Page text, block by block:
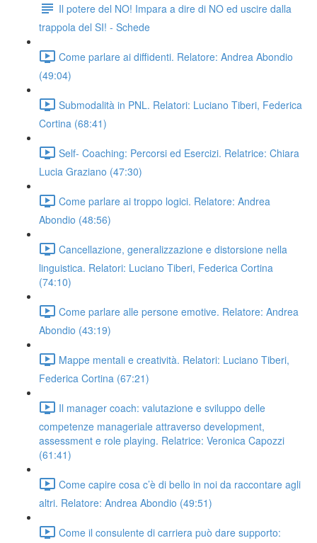
Il potere del NO! Impara a dire di NO ed uscire dalla
trappola del SI! - Schede
Come parlare ai diffidenti. Relatore: Andrea Abondio
(49:04)
Submodalità in PNL. Relatori: Luciano Tiberi, Federica
Cortina (68:41)
Self- Coaching: Percorsi ed Esercizi. Relatrice: Chiara
Lucia Graziano (47:30)
Come parlare ai troppo logici. Relatore: Andrea
Abondio (48:56)
Cancellazione, generalizzazione e distorsione nella
linguistica. Relatori: Luciano Tiberi, Federica Cortina
(74:10)
Come parlare alle persone emotive. Relatore: Andrea
Abondio (43:19)
Mappe mentali e creatività. Relatori: Luciano Tiberi,
Federica Cortina (67:21)
Il manager coach: valutazione e sviluppo delle
competenze manageriale attraverso development,
assessment e role playing. Relatrice: Veronica Capozzi
(61:41)
Come capire cosa c’è di bello in noi da raccontare agli
altri. Relatore: Andrea Abondio (49:51)
Come il consulente di carriera può dare supporto: